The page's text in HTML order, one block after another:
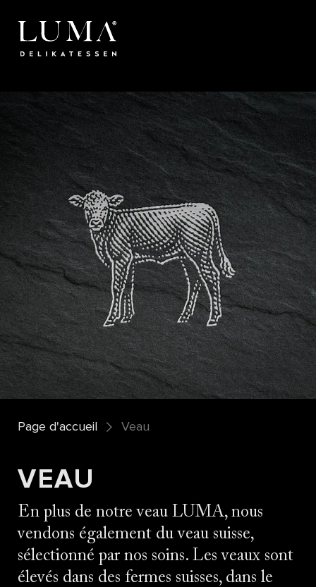
Page d'accueil Veau
VEAU
En plus de notre veau LUMA, nous
vendons également du veau suisse,
sélectionné par nos soins. Les veaux sont
élevés dans des fermes suisses, dans le